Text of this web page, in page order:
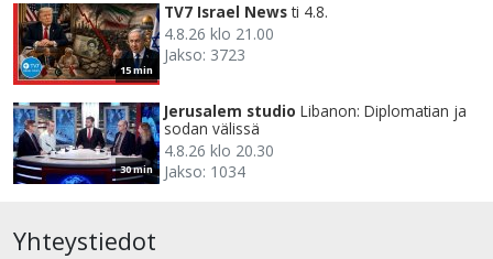
15 min
TV7 Israel News ti 4.8.
4.8.26 klo 21.00
Jakso: 3723
30 min
Jerusalem studio Libanon: Diplomatian ja
sodan välissä
4.8.26 klo 20.30
Jakso: 1034
Yhteystiedot